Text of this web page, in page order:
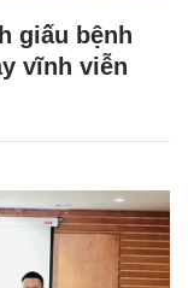
giấu bệnh
vĩnh viễn